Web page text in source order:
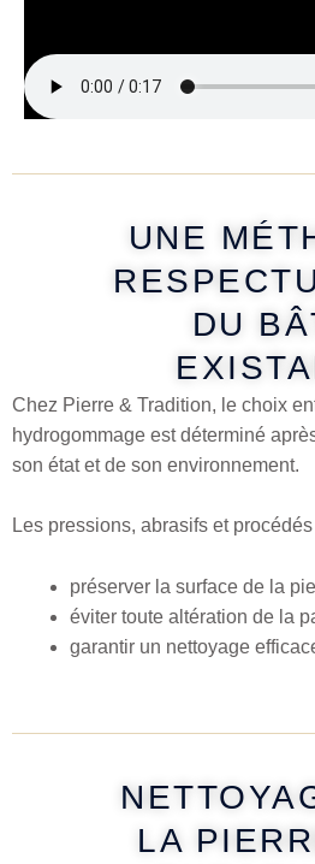
UNE
DU
Chez Pierre & Tradition, le choix
hydrogommage est déterminé
son état et de son environnement.
Les pressions, abrasifs et
préserver la surface de la
éviter toute altération de la
garantir un nettoyage
LA